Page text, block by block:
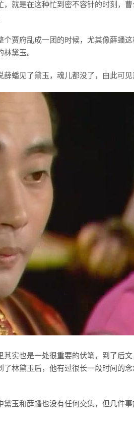
就是在这种忙到密不容针的时刻，
贾府乱成一团的时候，尤其像薛蟠
黛玉。
蟠见了黛玉，魂儿都没了，由此可见
实也是一处很重要的伏笔，到了后文
林黛玉后，他有过很长一段时间的
玉和薛蟠也没有任何交集，但几件